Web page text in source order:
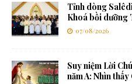
Tỉnh dòng
Khoá bồi dưỡng
07/08/2026
Suy niệm Lời
năm A: Nhìn